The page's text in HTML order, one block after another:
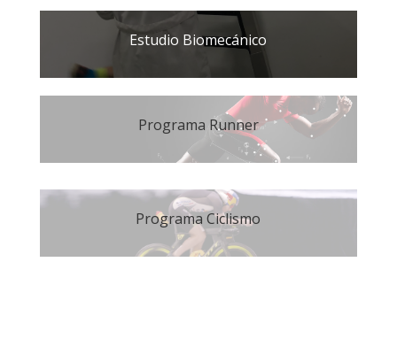
Estudio Biomecánico
Programa Runner
Programa Ciclismo